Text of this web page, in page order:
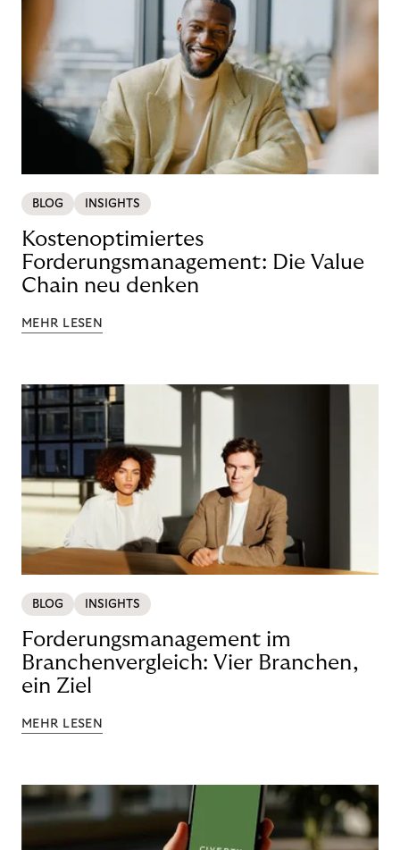
BLOG INSIGHTS
Kostenoptimiertes
Forderungsmanagement: Die Value
Chain neu denken
MEHR LESEN
BLOG INSIGHTS
Forderungsmanagement im
Branchenvergleich: Vier Branchen,
ein Ziel
MEHR LESEN